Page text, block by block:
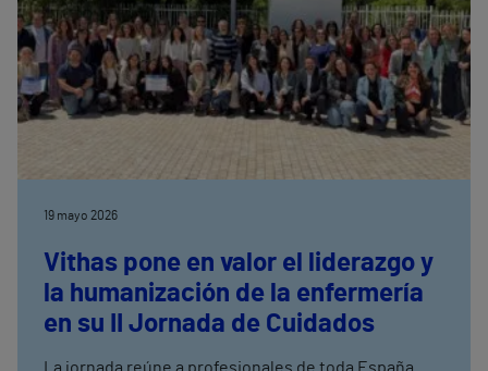
19 mayo 2026
Vithas pone en valor el liderazgo y
la humanización de la enfermería
en su II Jornada de Cuidados